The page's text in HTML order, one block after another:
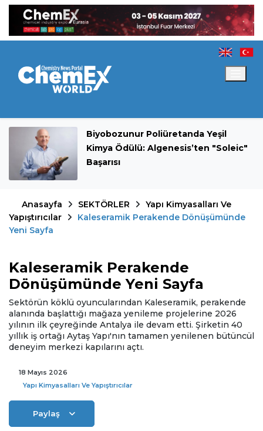
Biyobozunur Poliüretanda Yeşil
Kimya Ödülü: Algenesis’ten "Soleic"
Başarısı
Anasayfa SEKTÖRLER
Yapı Kimyasalları Ve
Yapıştırıcılar
Kaleseramik Perakende Dönüşümünde
Yeni Sayfa
Kaleseramik Perakende
Dönüşümünde Yeni Sayfa
Sektörün köklü oyuncularından Kaleseramik, perakende
alanında başlattığı mağaza yenileme projelerine 2026
yılının ilk çeyreğinde Antalya ile devam etti. Şirketin 40
yıllık iş ortağı Aytaş Yapı'nın tamamen yenilenen bütüncül
deneyim merkezi kapılarını açtı.
18 Mayıs 2026
Yapı Kimyasalları Ve Yapıştırıcılar
Paylaş